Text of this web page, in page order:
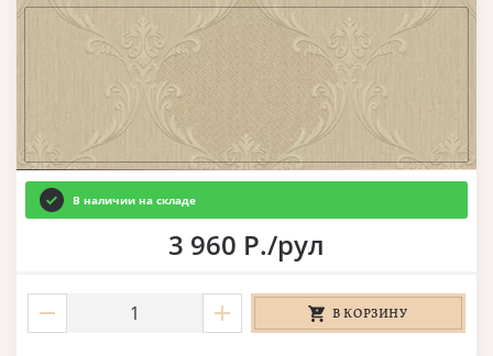
В наличии на складе
3 960 Р./рул
В КОРЗИНУ